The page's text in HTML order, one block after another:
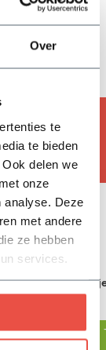
Over
te
te bieden
delen we
onze
analyse. Deze
met andere
ze hebben
services.
BAHCO